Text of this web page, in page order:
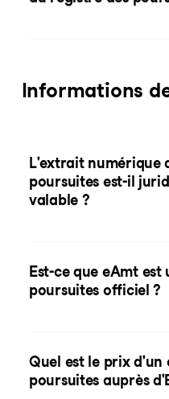
Informations
L'extrait numérique
poursuites est-il
valable ?
Est-ce que eAmt est
poursuites officiel ?
Quel est le prix d'un
poursuites auprès